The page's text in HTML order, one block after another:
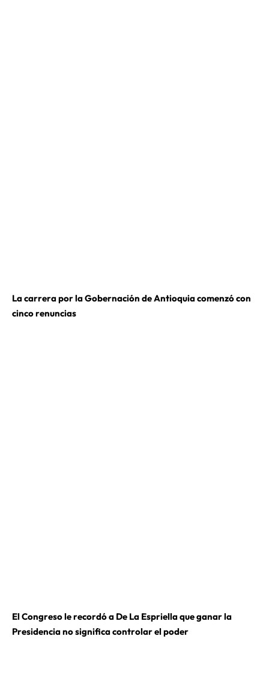
La carrera por la Gobernación de Antioquia comenzó con
cinco renuncias
El Congreso le recordó a De La Espriella que ganar la
Presidencia no significa controlar el poder